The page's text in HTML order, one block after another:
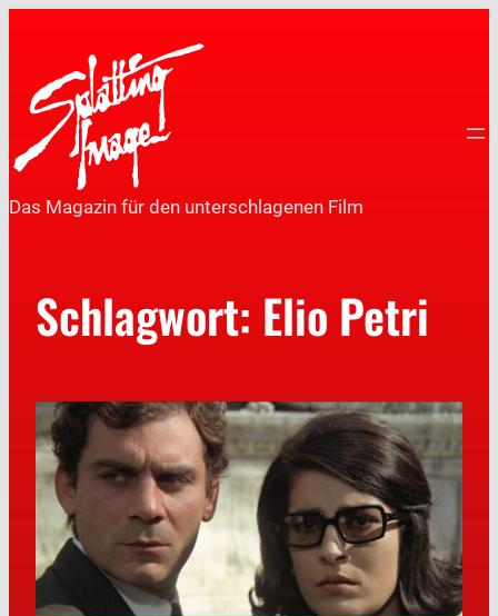
Das Magazin für den unterschlagenen Film
Schlagwort: Elio Petri